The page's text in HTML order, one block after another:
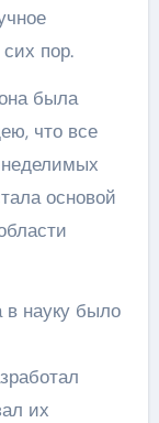
пор.
была
что все
основой
науку было
их